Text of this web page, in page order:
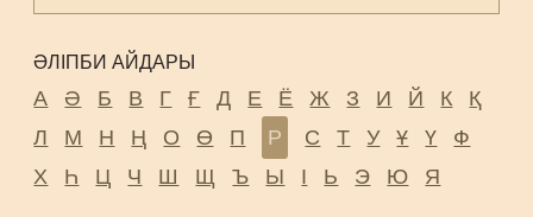
ӘЛІПБИ АЙДАРЫ
А Ә Б В Г Ғ Д Е Ё Ж З И Й К
Қ
Л
М Н Ң О Ө П Р С Т У Ұ Ү
Ф
Х
Һ Ц Ч Ш Щ Ъ Ы І Ь Э Ю Я